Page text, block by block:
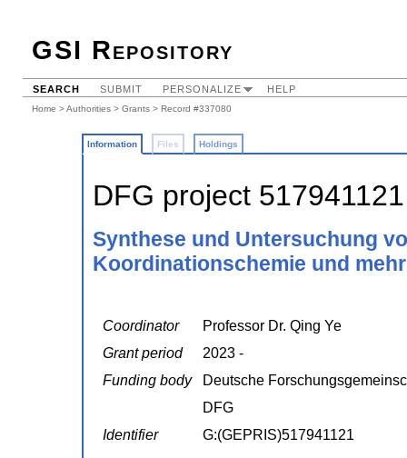
GSI Repository
SEARCH SUBMIT PERSONALIZE HELP
Home >Authorities > Grants > Record #337080
Information Files Holdings
DFG project 517941121
Synthese und Untersuchung
Koordinationschemie und mehr
Coordinator
Professor Dr. Qing Ye
Grant period
2023 -
Funding body
Deutsche
DFG
Identifier
G:(GEPRIS)517941121